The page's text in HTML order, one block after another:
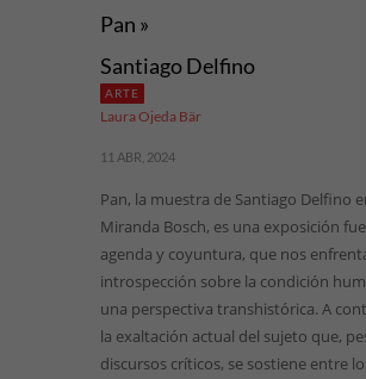
Pan »
Santiago Delfino
ARTE
Laura Ojeda Bär
11 ABR, 2024
Pan, la muestra de Santiago Delfino
Miranda Bosch, es una exposición
agenda y coyuntura, que nos
introspección sobre la condición
una perspectiva transhistórica. A
la exaltación actual del sujeto que,
discursos críticos, se sostiene entre